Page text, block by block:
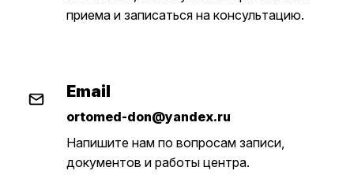
приема и записаться на консультацию.
Email
ortomed-don@yandex.ru
Напишите нам по вопросам записи,
документов и работы центра.